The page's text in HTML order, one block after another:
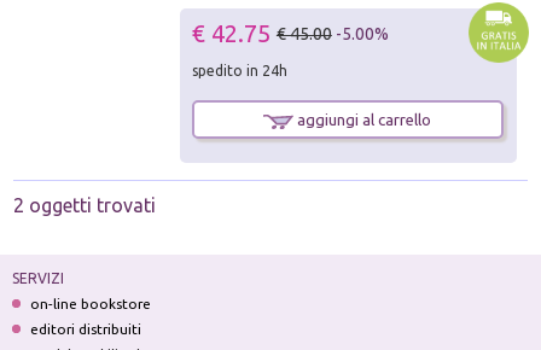
€ 42.75 € 45.00 -5.00%
spedito in 24h
aggiungi al carrello
2 oggetti trovati
SERVIZI
on-line bookstore
editori distribuiti